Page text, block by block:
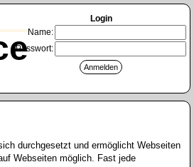
Login
Name:
Passwort:
durchgesetzt und ermöglicht Webseiten
Webseiten möglich. Fast jede